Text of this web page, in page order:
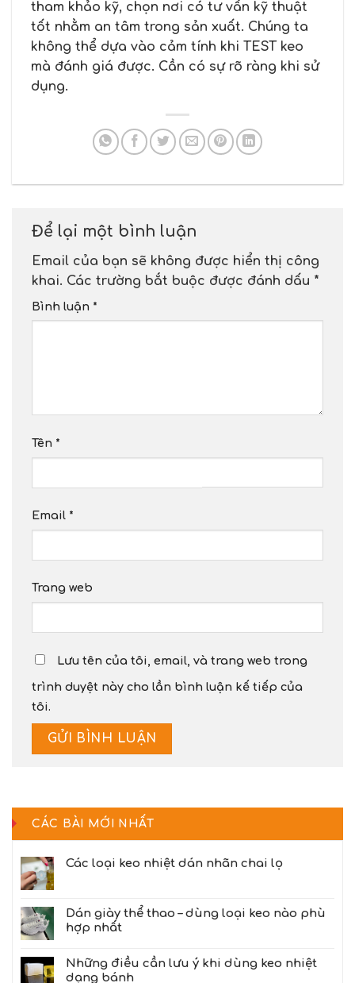
tham khảo kỹ, chọn nơi có tư vấn kỹ thuật
tốt nhằm an tâm trong sản xuất. Chúng ta
không thể dựa vào cảm tính khi TEST keo
mà đánh giá được. Cần có sự rõ ràng khi sử
dụng.
Để lại một bình luận
Email của bạn sẽ không được hiển thị công
khai. Các trường bắt buộc được đánh dấu *
Bình luận *
Tên *
Email *
Trang web
Lưu tên của tôi, email, và trang web trong
trình duyệt này cho lần bình luận kế tiếp của
tôi.
CÁC BÀI MỚI NHẤT
Các loại keo nhiệt dán nhãn chai lọ
Dán giày thể thao – dùng loại keo nào phù
hợp nhất
Những điều cần lưu ý khi dùng keo nhiệt
dạng bánh